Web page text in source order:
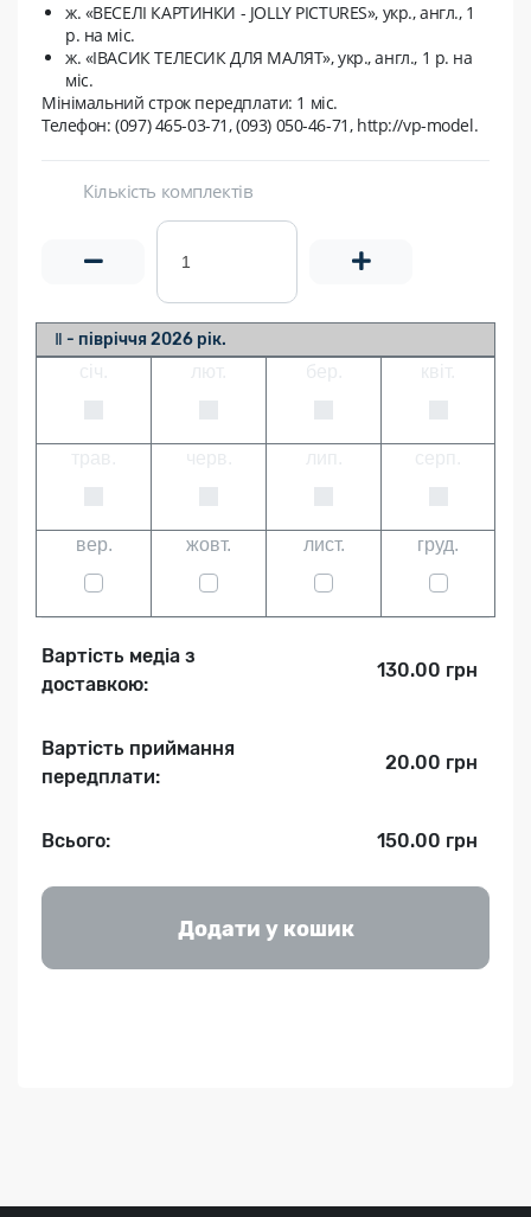
ж. «ВЕСЕЛІ КАРТИНКИ - JOLLY PICTURES», укр., англ., 1
р. на мic.
ж. «ІВАСИК ТЕЛЕСИК ДЛЯ МАЛЯТ», укр., англ., 1 р. на
мic.
Мінімальний строк передплати: 1 міс.
Телефон: (097) 465-03-71, (093) 050-46-71, http://vp-model.
Кількість комплектів
Ⅱ - півріччя 2026 рік.
вер. жовт. лист. груд.
Вартість медіа з
доставкою:
130.00 грн
Вартість приймання
передплати:
20.00 грн
Всього: 150.00 грн
Додати у кошик